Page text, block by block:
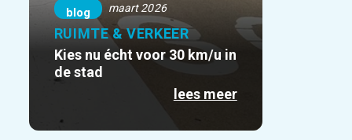
blog maart 2026
RUIMTE & VERKEER
Kies nu écht voor 30 km/u in
de stad
lees meer